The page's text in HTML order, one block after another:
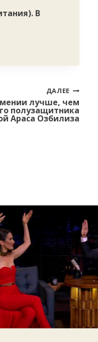
В
ДАЛЕЕ
лучше, чем
полузащитника
Араса Озбилиза